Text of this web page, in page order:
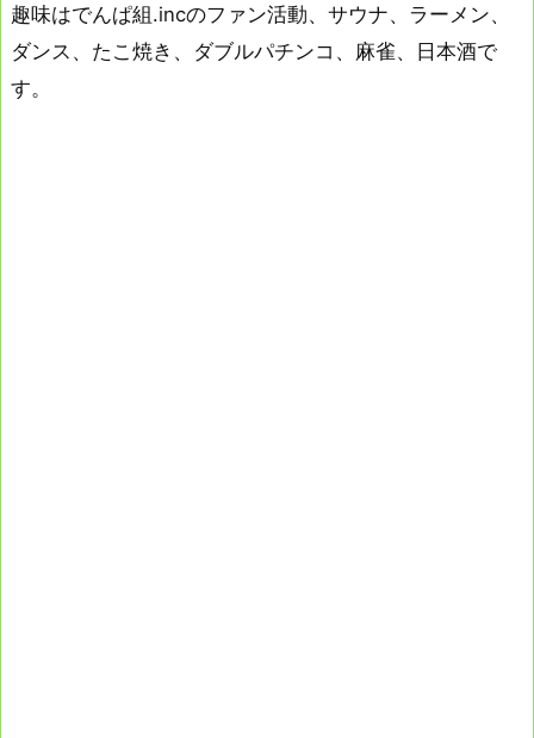
趣味はでんぱ組.incのファン活動、サウナ、ラーメン、
ダンス、たこ焼き、ダブルパチンコ、麻雀、日本酒で
す。